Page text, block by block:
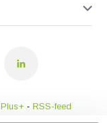
Plus+- RSS-feed